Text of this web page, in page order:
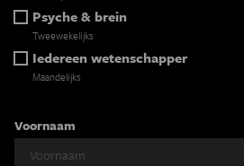
Psyche & brein
Tweewekelijks
Iedereen wetenschapper
Maandelijks
Voornaam